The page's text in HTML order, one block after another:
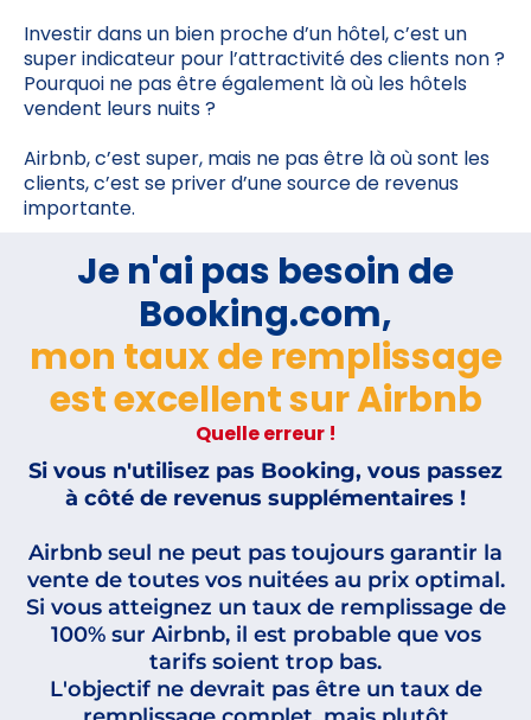
Investir dans un bien proche d’un hôtel, c’est un
super indicateur pour l’attractivité des clients non ?
Pourquoi ne pas être également là où les hôtels
vendent leurs nuits ?
Airbnb, c’est super, mais ne pas être là où sont les
clients, c’est se priver d’une source de revenus
importante.
Je n'ai pas besoin de
Booking.com,
mon taux de remplissage
est excellent sur Airbnb
Quelle erreur !
Si vous n'utilisez pas Booking, vous passez
à côté de revenus supplémentaires !
Airbnb seul ne peut pas toujours garantir la
vente de toutes vos nuitées au prix optimal.
Si vous atteignez un taux de remplissage de
100% sur Airbnb, il est probable que vos
tarifs soient trop bas.
L'objectif ne devrait pas être un taux de